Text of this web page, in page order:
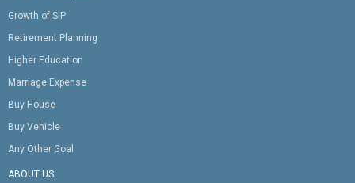
Growth of SIP
Retirement Planning
Higher Education
Marriage Expense
Buy House
Buy Vehicle
Any Other Goal
ABOUT US